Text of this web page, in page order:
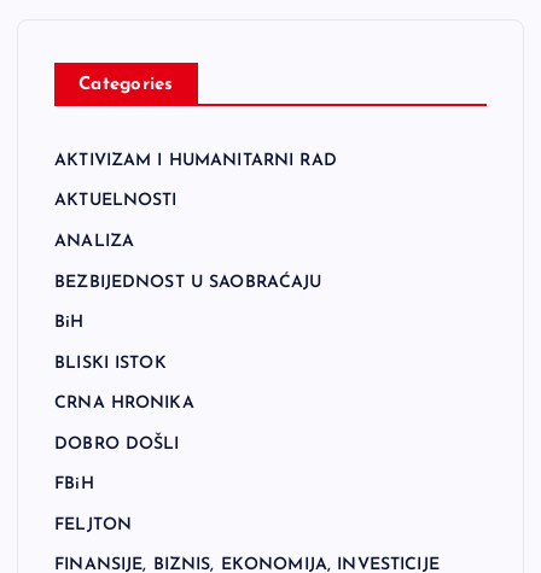
Categories
AKTIVIZAM I HUMANITARNI RAD
AKTUELNOSTI
ANALIZA
BEZBIJEDNOST U SAOBRAĆAJU
BiH
BLISKI ISTOK
CRNA HRONIKA
DOBRO DOŠLI
FBiH
FELJTON
FINANSIJE, BIZNIS, EKONOMIJA, INVESTICIJE